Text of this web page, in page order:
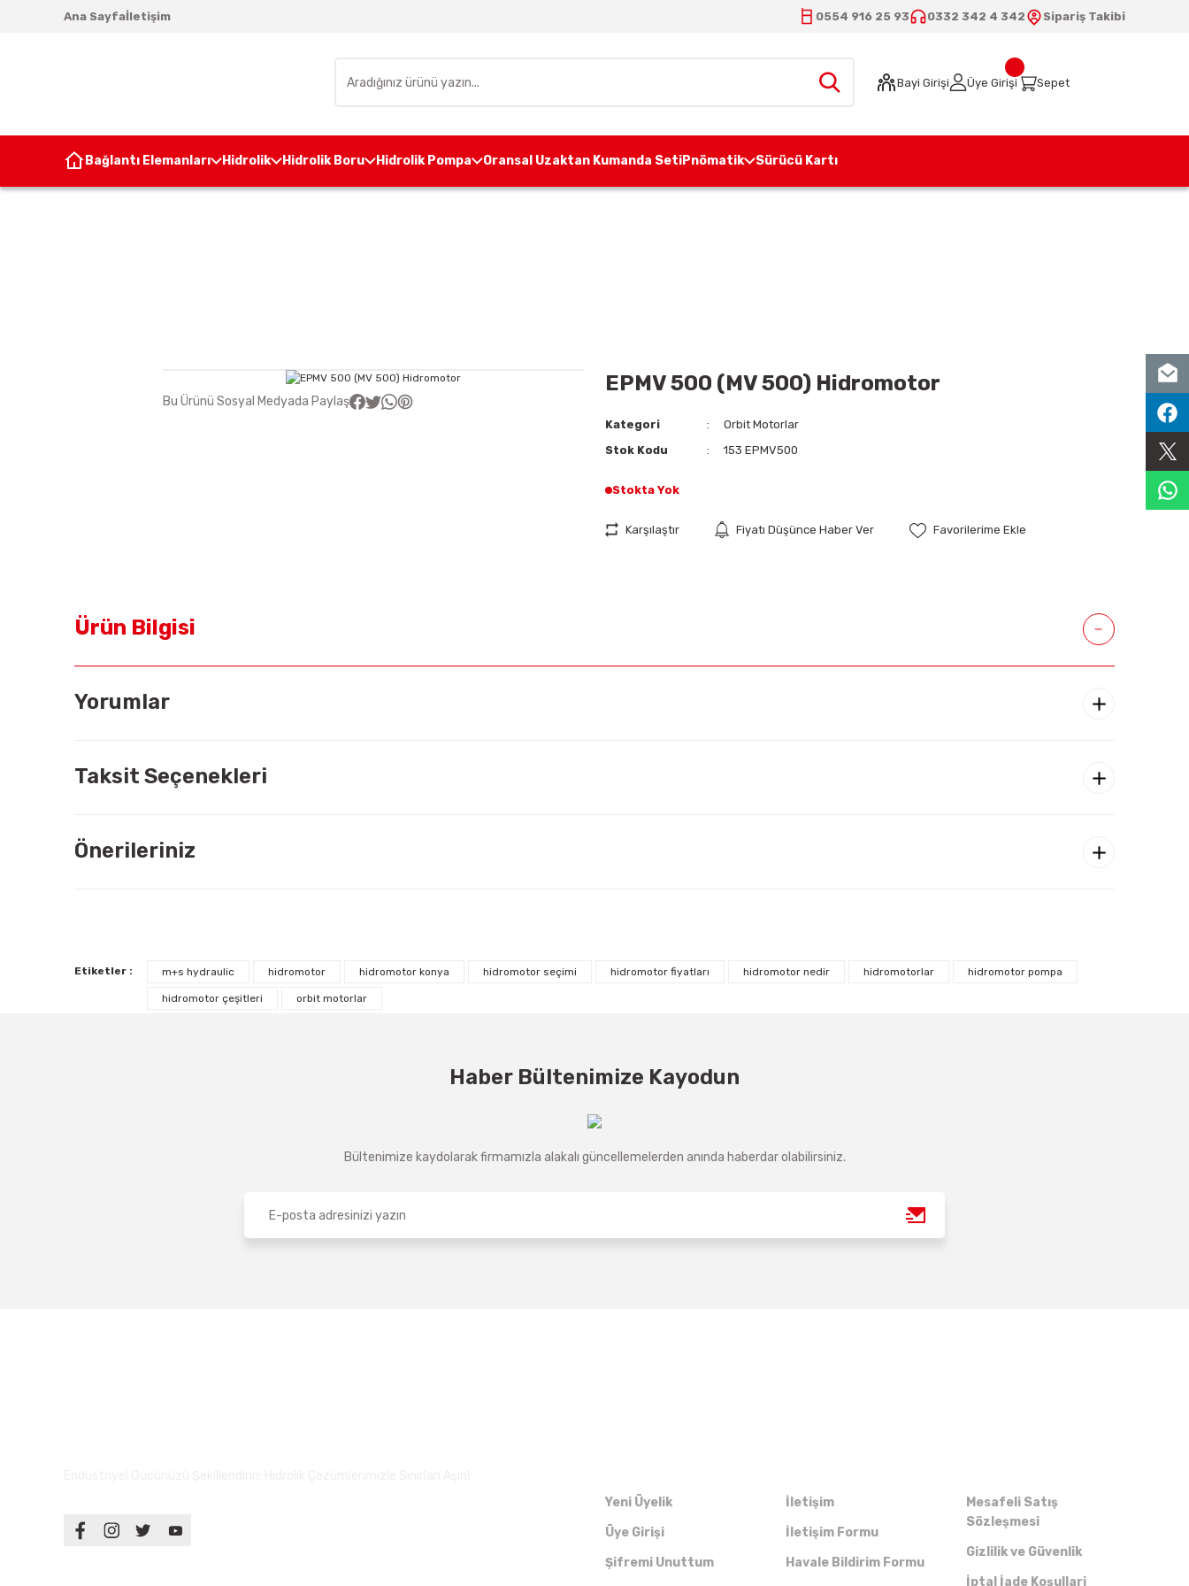
Ana Sayfaİletişim 0554 916 25 93 0332 342 4 342 Sipariş Takibi
Bayi Girişi Üye Girişi Sepet
Bağlantı Elemanları Hidrolik Hidrolik Boru Hidrolik Pompa Oransal Uzaktan Kumanda SetiPnömatik Sürücü Kartı
Bu Ürünü Sosyal Medyada Paylaş
EPMV 500 (MV 500) Hidromotor
Kategori
Orbit Motorlar
Stok Kodu
153 EPMV500
Stokta Yok
Karşılaştır Fiyatı Düşünce Haber Ver
Ürün Bilgisi
Yorumlar
Taksit Seçenekleri
Önerileriniz
Etiketler : m+s hydraulic hidromotor hidromotor konya hidromotor seçimi hidromotor fiyatları hidromotor nedir hidromotorlar hidromotor pompa
hidromotor çeşitleri orbit motorlar
Haber Bültenimize Kayodun
Bültenimize kaydolarak firmamızla alakalı güncellemelerden anında haberdar olabilirsiniz.
Yeni Üyelik
Üye Girişi
Şifremi Unuttum
İletişim
İletişim Formu
Havale Bildirim Formu
Mesafeli Satış
Sözleşmesi
Gizlilik ve Güvenlik
İptal İade Koşullari